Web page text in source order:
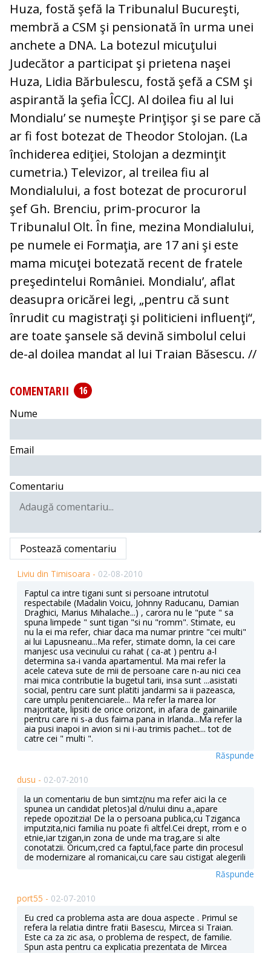
Huza, fostă şefă la Tribunalul Bucureşti,
membră a CSM şi pensionată în urma unei
anchete a DNA. La botezul micuţului
Judecător a participat şi prietena naşei
Huza, Lidia Bărbulescu, fostă şefă a CSM şi
aspirantă la şefia ÎCCJ. Al doilea fiu al lui
Mondialu’ se numeşte Prinţişor şi se pare că
ar fi fost botezat de Theodor Stolojan. (La
închiderea ediţiei, Stolojan a dezminţit
cumetria.) Televizor, al treilea fiu al
Mondialului, a fost botezat de procurorul
şef Gh. Brenciu, prim-procuror la
Tribunalul Olt. În fine, mezina Mondialului,
pe numele ei Formaţia, are 17 ani şi este
mama micuţei botezată recent de fratele
preşedintelui României. Mondialu’, aflat
deasupra oricărei legi, „pentru că sunt
înrudit cu magistraţi şi politicieni influenţi“,
are toate şansele să devină simbolul celui
de-al doilea mandat al lui Traian Băsescu. //
COMENTARII
16
Nume
Email
Comentariu
Postează comentariu
Liviu din Timisoara - 02-08-2010
Faptul ca intre tigani sunt si persoane intrutotul
respectabile (Madalin Voicu, Johnny Raducanu, Damian
Draghici, Marius Mihalache...) , carora nu le "pute " sa
spuna limpede " sunt tigan "si nu "romm". Stimate, eu
nu la ei ma refer, chiar daca ma numar printre "cei multi"
ai lui Lapusneanu...Ma refer, stimate domn, la cei care
manjesc usa vecinului cu rahat ( ca-at ) pentru a-l
determina sa-i vanda apartamentul. Ma mai refer la
acele cateva sute de mii de persoane care n-au nici cea
mai mica contributie la bugetul tarii, insa sunt ...asistati
social, pentru care sunt platiti jandarmi sa ii pazeasca,
care umplu penitenciarele... Ma refer la marea lor
majoritate, lipsiti de orice orizont, in afara de gainariile
pentru care ni s-a dus faima pana in Irlanda...Ma refer la
aia pusi inapoi in avion si ni i-au trimis pachet... tot de
catre cei " multi ".
Răspunde
dusu - 02-07-2010
la un comentariu de bun simtz(nu ma refer aici la ce
spunea un candidat pletos)al d/nului dinu a.,apare
repede opozitzia! De la o persoana publica,cu Tziganca
imputzita,nici familia nu poate fi altfel.Cei drept, rrom e o
etnie,iar tzigan,in zona de unde ma trag,are si alte
conotatzii. Oricum,cred ca faptul,face parte din procesul
de modernizare al romanicai,cu care sau cistigat alegerili
Răspunde
port55 - 02-07-2010
Eu cred ca problema asta are doua aspecte . Primul se
refera la relatia dintre fratii Basescu, Mircea si Traian.
Este ca za zic asa, o problema de respect, de familie.
Spun asta pentru ca explicatia prezentata de Mircea